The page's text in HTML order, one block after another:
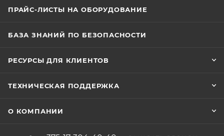
ПРАЙС-ЛИСТЫ НА ОБОРУДОВАНИЕ
БАЗА ЗНАНИЙ ПО БЕЗОПАСНОСТИ
РЕСУРСЫ ДЛЯ КЛИЕНТОВ
ТЕХНИЧЕСКАЯ ПОДДЕРЖКА
О КОМПАНИИ